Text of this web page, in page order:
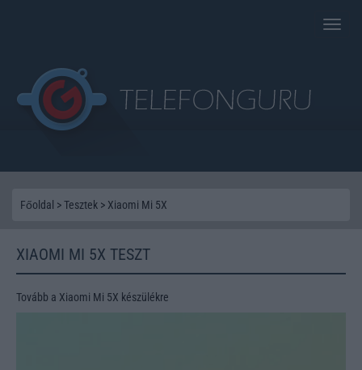
Toggle
Főoldal >Tesztek > Xiaomi Mi 5X
XIAOMI MI 5X TESZT
Tovább a Xiaomi Mi 5X készülékre